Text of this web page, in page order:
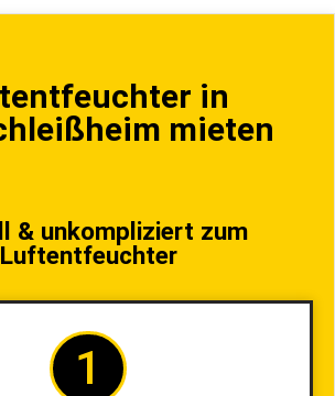
in
mieten
& unkompliziert zum
Luftentfeuchter
1